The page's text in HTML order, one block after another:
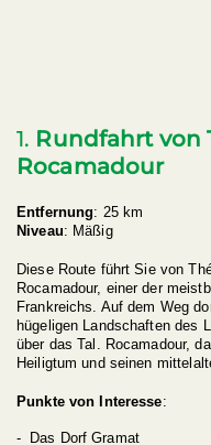
1. Rundfahrt von
Rocamadour
Entfernung: 25 km
Niveau: Mäßig
Diese Route führt Sie von
Rocamadour, einer der
Frankreichs. Auf dem Weg
hügeligen Landschaften des
über das Tal. Rocamadour,
Heiligtum und seinen
Punkte von Interesse:
Das Dorf Gramat